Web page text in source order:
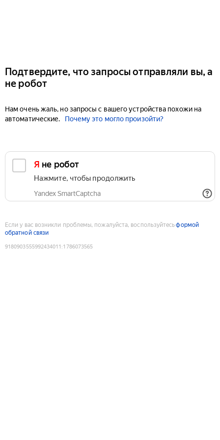
Подтвердите, что запросы отправляли вы, а
не робот
Нам очень жаль, но запросы с вашего устройства похожи на
автоматические.
Почему это могло произойти?
Я не робот
Нажмите, чтобы продолжить
Yandex SmartCaptcha
Если у вас возникли проблемы, пожалуйста, воспользуйтесьформой
обратной связи
9180903555992434011 :1786073565